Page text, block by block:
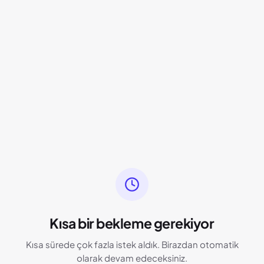
Kısa bir bekleme gerekiyor
Kısa sürede çok fazla istek aldık. Birazdan otomatik
olarak devam edeceksiniz.